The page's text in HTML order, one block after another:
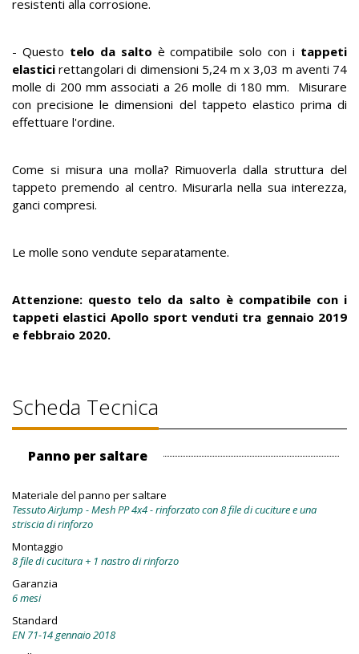
resistenti alla corrosione.
- Questo telo da salto è compatibile solo con i tappeti
elastici rettangolari di dimensioni 5,24 m x 3,03 m aventi 74
molle di 200 mm associati a 26 molle di 180 mm. Misurare
con precisione le dimensioni del tappeto elastico prima di
effettuare l'ordine.
Come si misura una molla? Rimuoverla dalla struttura del
tappeto premendo al centro. Misurarla nella sua interezza,
ganci compresi.
Le molle sono vendute separatamente.
Attenzione: questo telo da salto è compatibile con i
tappeti elastici Apollo sport venduti tra gennaio 2019
e febbraio 2020.
Scheda Tecnica
Panno per saltare
Materiale del panno per saltare
Tessuto AirJump - Mesh PP 4x4 - rinforzato con 8 file di cuciture e una
striscia di rinforzo
Montaggio
8 file di cucitura + 1 nastro di rinforzo
Garanzia
6 mesi
Standard
EN 71-14 gennaio 2018